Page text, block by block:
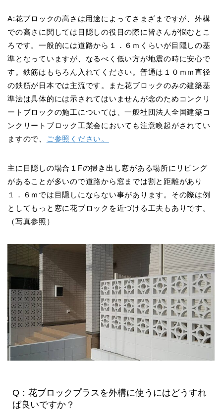
A:花ブロックの高さは用途によってさまざまですが、外構
での高さに関しては目隠しの役目の際に皆さんが悩むとこ
ろです。一般的には道路から１．６ｍくらいが目隠しの基
準となっていますが、なるべく低い方が地震の時に安心で
す。鉄筋はもちろん入れてください。普通は１０ｍｍ直径
の鉄筋が日本では主流です。また花ブロックのみの建築基
準法は具体的には示されてはいませんが念のためコンクリ
ートブロックの施工については、一般社団法人全国建築コ
ンクリートブロック工業会においても注意喚起がされてい
ますので、
ご参照ください。
主に目隠しの場合１Fの掃き出し窓がある場所にリビング
があることが多いので道路から窓までは割と距離があり
１．６ｍでは目隠しにならない事があります。その際は例
としてもっと窓に花ブロックを近づける工夫もありです。
（写真参照）
Q：花ブロックプラスを外構に使うにはどうすれ
ば良いですか？